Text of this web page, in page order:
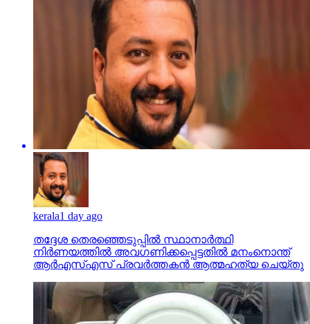
kerala1 day ago
തദ്ദേശ തെരഞ്ഞെടുപ്പില്‍ സ്ഥാനാര്‍ത്ഥി
നിര്‍ണയത്തില്‍ അവഗണിക്കപ്പെട്ടതില്‍ മനംനൊന്ത്
ആര്‍എസ്എസ് പ്രവര്‍ത്തകന്‍ ആത്മഹത്യ ചെയ്തു